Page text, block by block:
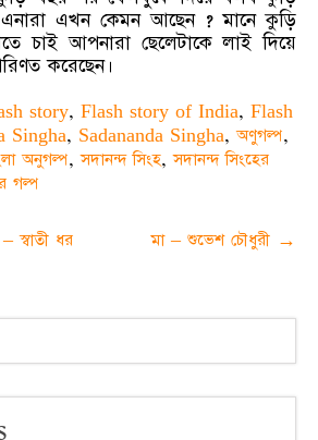
এখন কেমন আছেন ? মানে কুড়ি
চাই আপনারা ছেলেটাকে লাই দিয়ে
করেছেন।
story, Flash story of India, Flash
Singha, Sadananda Singha,অণুগল্প,
অনুগল্প,সদানন্দ সিংহ,সদানন্দ সিংহের
গল্প
স্বাতী ধর মা – শুভেশ চৌধুরী →